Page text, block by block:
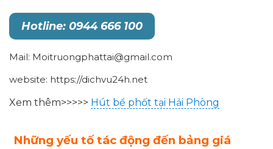
Hotline: 0944 666 100
Mail: Moitruongphattai@gmail.com
website: https://dichvu24h.net
Xem thêm>>>>> Hút bể phốt tại Hải Phòng
Những yếu tố tác động đến bảng giá